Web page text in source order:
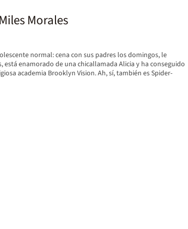
Morales
normal: cena con sus padres los domingos, le
está enamorado de una chicallamada Alicia y ha conseguido
academia Brooklyn Vision. Ah, sí, también es Spider-